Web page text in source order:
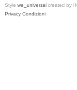
Style we_universal created by
Privacy Condizioni